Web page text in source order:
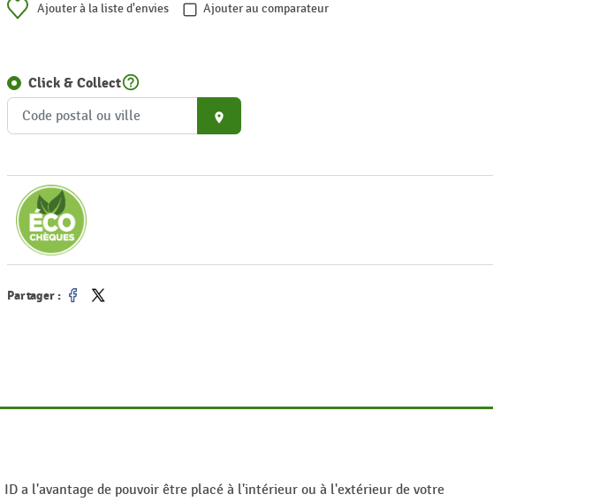
Ajouter à la liste d'envies Ajouter au comparateur
Click & Collecthelp_outline
place
Partager :
a l'avantage de pouvoir être placé à l'intérieur ou à l'extérieur de votre